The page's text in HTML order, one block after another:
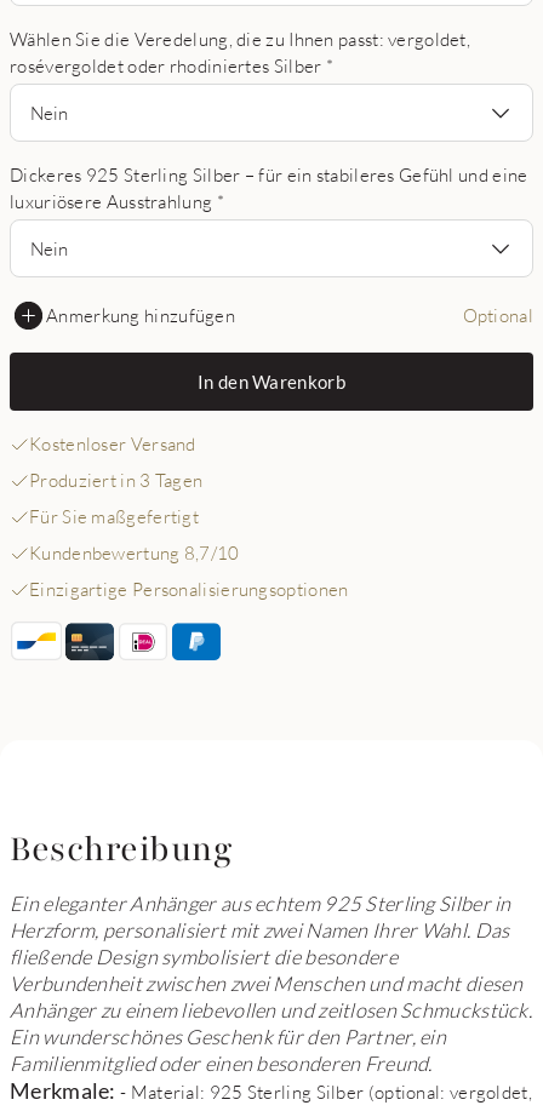
Wählen Sie die Veredelung, die zu Ihnen passt: vergoldet,
rosévergoldet oder rhodiniertes Silber *
Nein
Dickeres 925 Sterling Silber – für ein stabileres Gefühl und eine
luxuriösere Ausstrahlung *
Nein
Anmerkung hinzufügen Optional
In den Warenkorb
Kostenloser Versand
Produziert in 3 Tagen
Für Sie maßgefertigt
Kundenbewertung 8,7/10
Einzigartige Personalisierungsoptionen
Beschreibung
Ein eleganter Anhänger aus echtem 925 Sterling Silber in
Herzform, personalisiert mit zwei Namen Ihrer Wahl. Das
fließende Design symbolisiert die besondere
Verbundenheit zwischen zwei Menschen und macht diesen
Anhänger zu einem liebevollen und zeitlosen Schmuckstück.
Ein wunderschönes Geschenk für den Partner, ein
Familienmitglied oder einen besonderen Freund.
Merkmale: - Material: 925 Sterling Silber (optional: vergoldet,